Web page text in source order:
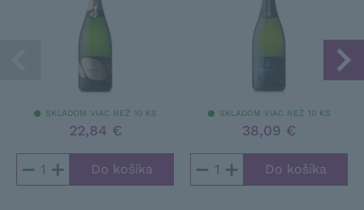
SKLADOM VIAC NEŽ 10 KS
22,84 €
− +
SKLADOM VIAC NEŽ 10 KS
38,09 €
− +